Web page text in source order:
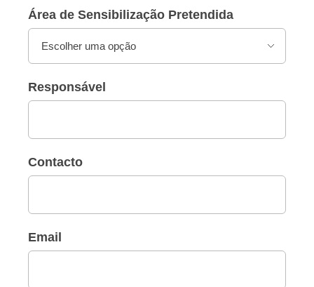
Área de Sensibilização Pretendida
Responsável
Contacto
Email